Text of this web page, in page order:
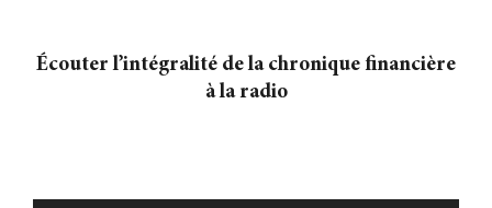
Écouter l’intégralité de la chronique financière
à la radio